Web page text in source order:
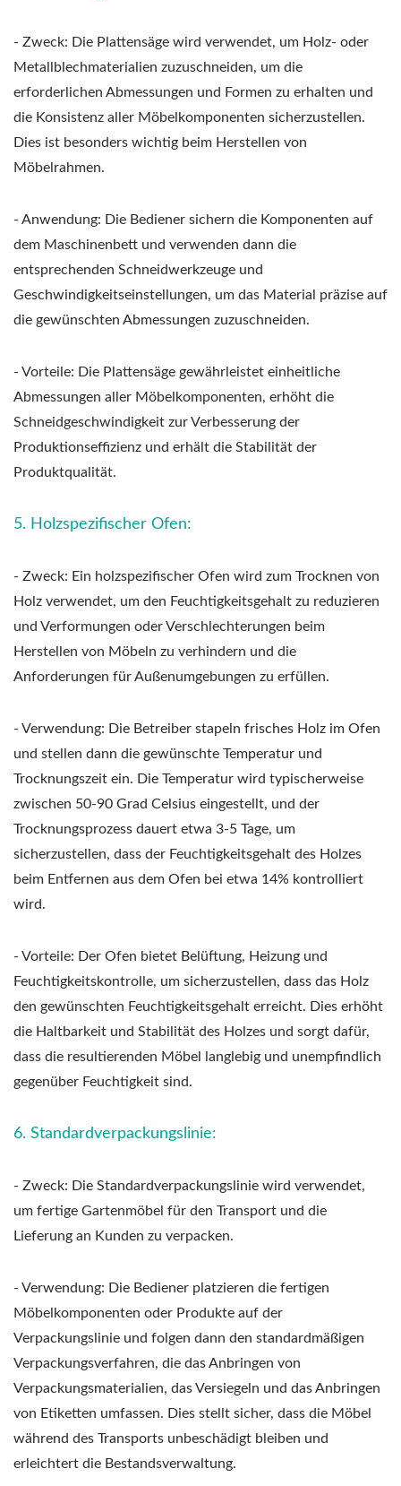
- Zweck: Die Plattensäge wird verwendet, um Holz- oder
Metallblechmaterialien zuzuschneiden, um die
erforderlichen Abmessungen und Formen zu erhalten und
die Konsistenz aller Möbelkomponenten sicherzustellen.
Dies ist besonders wichtig beim Herstellen von
Möbelrahmen.
- Anwendung: Die Bediener sichern die Komponenten auf
dem Maschinenbett und verwenden dann die
entsprechenden Schneidwerkzeuge und
Geschwindigkeitseinstellungen, um das Material präzise auf
die gewünschten Abmessungen zuzuschneiden.
- Vorteile: Die Plattensäge gewährleistet einheitliche
Abmessungen aller Möbelkomponenten, erhöht die
Schneidgeschwindigkeit zur Verbesserung der
Produktionseffizienz und erhält die Stabilität der
Produktqualität.
5. Holzspezifischer Ofen:
- Zweck: Ein holzspezifischer Ofen wird zum Trocknen von
Holz verwendet, um den Feuchtigkeitsgehalt zu reduzieren
und Verformungen oder Verschlechterungen beim
Herstellen von Möbeln zu verhindern und die
Anforderungen für Außenumgebungen zu erfüllen.
- Verwendung: Die Betreiber stapeln frisches Holz im Ofen
und stellen dann die gewünschte Temperatur und
Trocknungszeit ein. Die Temperatur wird typischerweise
zwischen 50-90 Grad Celsius eingestellt, und der
Trocknungsprozess dauert etwa 3-5 Tage, um
sicherzustellen, dass der Feuchtigkeitsgehalt des Holzes
beim Entfernen aus dem Ofen bei etwa 14% kontrolliert
wird.
- Vorteile: Der Ofen bietet Belüftung, Heizung und
Feuchtigkeitskontrolle, um sicherzustellen, dass das Holz
den gewünschten Feuchtigkeitsgehalt erreicht. Dies erhöht
die Haltbarkeit und Stabilität des Holzes und sorgt dafür,
dass die resultierenden Möbel langlebig und unempfindlich
gegenüber Feuchtigkeit sind.
6. Standardverpackungslinie:
- Zweck: Die Standardverpackungslinie wird verwendet,
um fertige Gartenmöbel für den Transport und die
Lieferung an Kunden zu verpacken.
- Verwendung: Die Bediener platzieren die fertigen
Möbelkomponenten oder Produkte auf der
Verpackungslinie und folgen dann den standardmäßigen
Verpackungsverfahren, die das Anbringen von
Verpackungsmaterialien, das Versiegeln und das Anbringen
von Etiketten umfassen. Dies stellt sicher, dass die Möbel
während des Transports unbeschädigt bleiben und
erleichtert die Bestandsverwaltung.